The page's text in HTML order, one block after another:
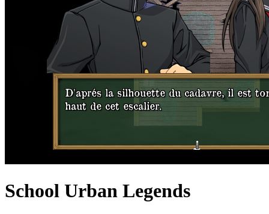
School Urban Legends